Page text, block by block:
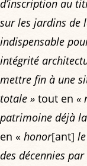
d’inscription au
sur les jardins de
indispensable
intégrité
mettre fin à une
totale » tout en «
patrimoine déjà
en « honor[ant]
des décennies